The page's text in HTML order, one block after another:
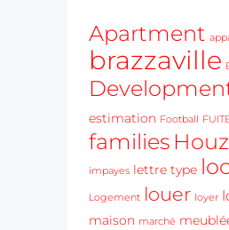
Apartment
brazzaville
estimation Football
families
impayes lettre type
Logement louer loyer
maison marché